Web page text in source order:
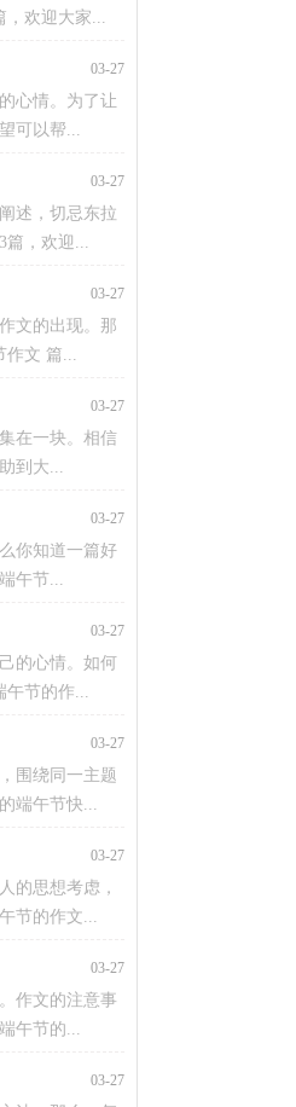
，欢迎大家...
03-27
心情。为了让
可以帮...
03-27
述，切忌东拉
篇，欢迎...
03-27
文的出现。那
作文 篇...
03-27
在一块。相信
到大...
03-27
你知道一篇好
午节...
03-27
的心情。如何
午节的作...
03-27
围绕同一主题
端午节快...
03-27
的思想考虑，
节的作文...
03-27
作文的注意事
午节的...
03-27